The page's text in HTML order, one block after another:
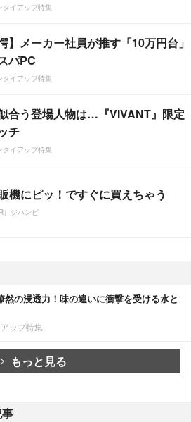
タイアップ特集
】メーカー社員が推す「10万円台」
パPC
タイアップ特集
合う登場人物は…『VIVANT』限定
チ
タイアップ特集
機にピッ！ですぐに買えちゃう
）ジハンピ
然の浸透力！味の違いに衝撃を受ける水と
ップ特集
もっと見る